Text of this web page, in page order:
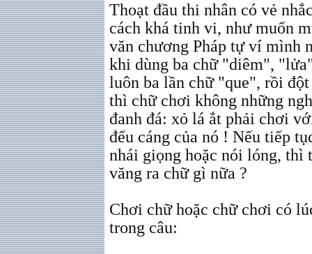
Thoạt đầu thi nhân có vẻ
cách khá tinh vi, như muốn
văn chương Pháp tự ví mình
khi dùng ba chữ "diêm",
luôn ba lần chữ "que", rồi
thì chữ chơi không những
đanh đá: xỏ lá ắt phải chơi
đểu cáng của nó ! Nếu tiếp
nhái giọng hoặc nói lóng, thì
văng ra chữ gì nữa ?
Chơi chữ hoặc chữ chơi có
trong câu: